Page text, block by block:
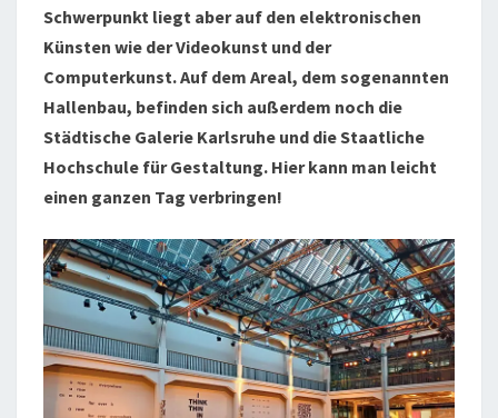
Schwerpunkt liegt aber auf den elektronischen
Künsten wie der Videokunst und der
Computerkunst. Auf dem Areal, dem sogenannten
Hallenbau, befinden sich außerdem noch die
Städtische Galerie Karlsruhe und die Staatliche
Hochschule für Gestaltung. Hier kann man leicht
einen ganzen Tag verbringen!